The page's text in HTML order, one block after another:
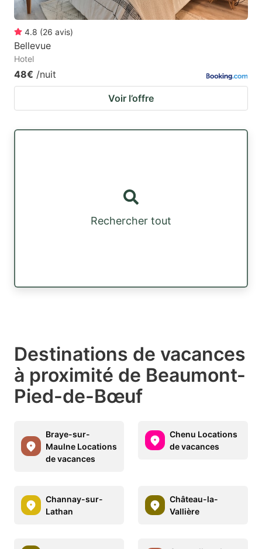
4.8 (26 avis)
Bellevue
Hotel
48€ /nuit
Voir l’offre
Rechercher tout
Destinations de vacances
à proximité de Beaumont-
Pied-de-Bœuf
Braye-sur-
Maulne Locations
de vacances
Chenu Locations
de vacances
Channay-sur-
Lathan
Château-la-
Vallière